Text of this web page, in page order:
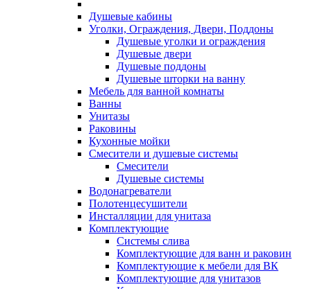
Душевые кабины
Уголки, Ограждения, Двери, Поддоны
Душевые уголки и ограждения
Душевые двери
Душевые поддоны
Душевые шторки на ванну
Мебель для ванной комнаты
Ванны
Унитазы
Раковины
Кухонные мойки
Смесители и душевые системы
Смесители
Душевые системы
Водонагреватели
Полотенцесушители
Инсталляции для унитаза
Комплектующие
Системы слива
Комплектующие для ванн и раковин
Комплектующие к мебели для ВК
Комплектующие для унитазов